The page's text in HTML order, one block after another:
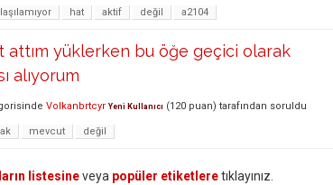
hat aktif değil a2104
attım yüklerken bu öğe geçici olarak
alıyorum
Volkanbrtcyr Yeni Kullanıcı (120 puan) tarafından soruldu
mevcut değil
listesineveya popüler etiketleretıklayınız.